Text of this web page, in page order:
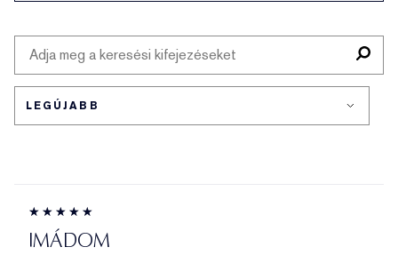
IMÁDOM